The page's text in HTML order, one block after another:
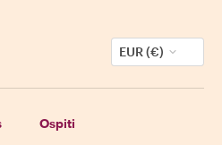
EUR (€)
Ospiti